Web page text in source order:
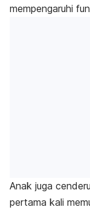
mempengaruhi
Anak juga
pertama kali